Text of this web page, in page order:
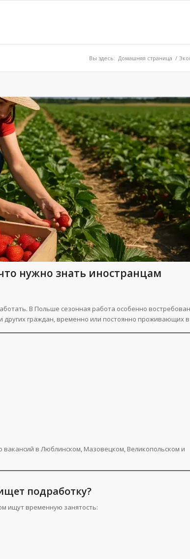
Вы здесь: Домашняя страница /
нужно знать иностранцам
В Польше сезонная работа особенно
других граждан, временно или постоянно проживающих в
вакансий в Люблинском, Мазовецком, Великопольском и
подработку?
ищут временную занятость: